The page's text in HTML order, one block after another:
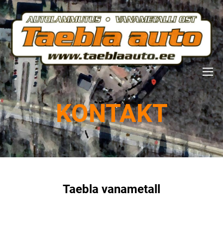
KONTAKT
Taebla vanametall